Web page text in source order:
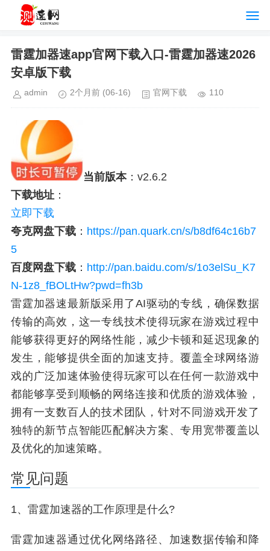
雷霆加器速app官网下载入口-雷霆加器速2026
安卓版下载
admin 2个月前 (06-16) 官网下载 110
当前版本：v2.6.2
下载地址 ：
立即下载
夸克网盘下载 ： https://pan.quark.cn/s/b8df64c16b7
5
百度网盘下载 ： http://pan.baidu.com/s/1o3elSu_K7
N-1z8_fBOLtHw?pwd=fh3b
雷霆加器速最新版采用了AI驱动的专线，确保数据
传输的高效，这一专线技术使得玩家在游戏过程中
能够获得更好的网络性能，减少卡顿和延迟现象的
发生，能够提供全面的加速支持。覆盖全球网络游
戏的广泛加速体验使得玩家可以在任何一款游戏中
都能够享受到顺畅的网络连接和优质的游戏体验，
拥有一支数百人的技术团队，针对不同游戏开发了
独特的新节点智能匹配解决方案、专用宽带覆盖以
及优化的加速策略。
常见问题
1、雷霆加速器的工作原理是什么?
雷霆加速器通过优化网络路径、加速数据传输和降